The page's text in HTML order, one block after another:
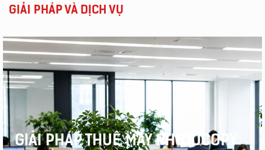
GIẢI PHÁP VÀ DỊCH VỤ
GIẢI PHÁP THUÊ MÁY PHOTOCOPY